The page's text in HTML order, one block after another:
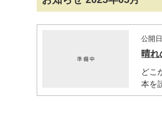
公開
晴れ
どこ
本を